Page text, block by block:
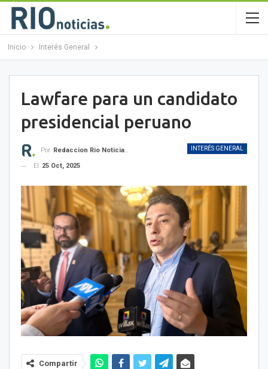
Inicio Interés General
Lawfare para un candidato
presidencial peruano
INTERÉS GENERAL
Por Redaccion Rio Noticias OK
El
25 Oct, 2025
Compartir